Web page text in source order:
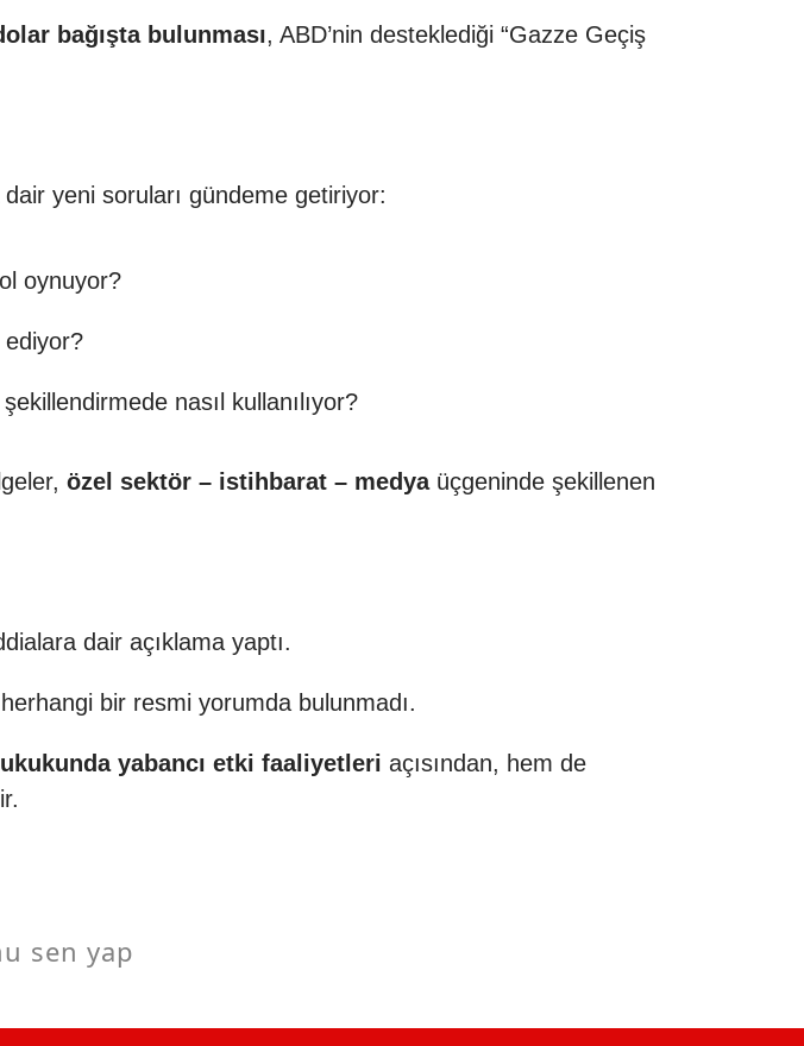
bağışta bulunması, ABD’nin desteklediği “Gazze Geçiş
yeni soruları gündeme getiriyor:
oynuyor?
ediyor?
nasıl kullanılıyor?
özel sektör – istihbarat – medyaüçgeninde şekillenen
dair açıklama yaptı.
bir resmi yorumda bulunmadı.
yabancı etki faaliyetleri açısından, hem de
sen yap